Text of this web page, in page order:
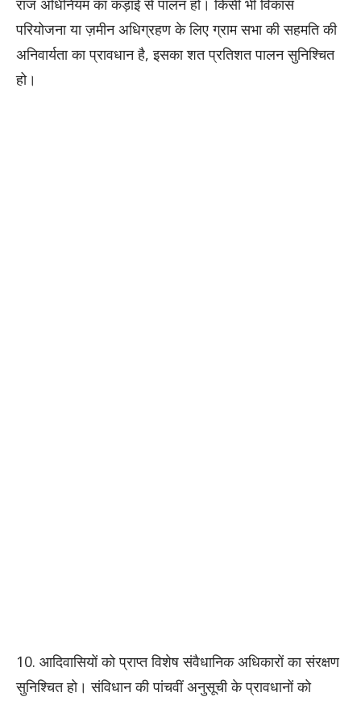
परियोजना या ज़मीन अधिग्रहण के लिए ग्राम सभा की सहमति की
अनिवार्यता का प्रावधान है, इसका शत प्रतिशत पालन सुनिश्चित
हो।
10. आदिवासियों को प्राप्त विशेष संवैधानिक अधिकारों का संरक्षण
सुनिश्चित हो। संविधान की पांचवीं अनुसूची के प्रावधानों को